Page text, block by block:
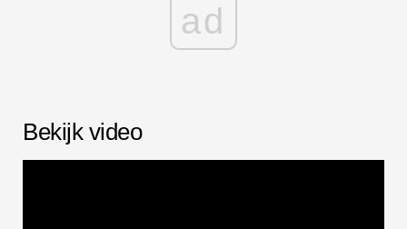
Nieuws
Draaitabel
Snel
ad
Bekijk video